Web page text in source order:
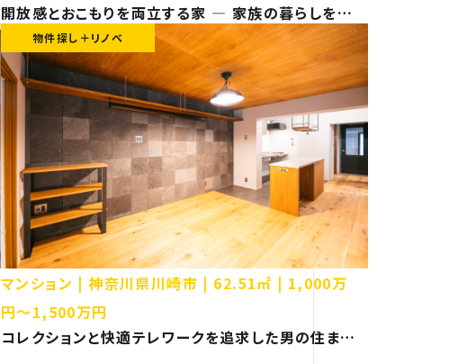
開放感とおこもりを両立する家 ― 家族の暮らしを再
設計した住まい【東京都目黒区 マンション リノベーシ
ョン】
マンション 神奈川県川崎市 62.51㎡
1,000万
円〜1,500万円
コレクションと快適テレワークを追求した男の住まい
物件探し＋リノベ